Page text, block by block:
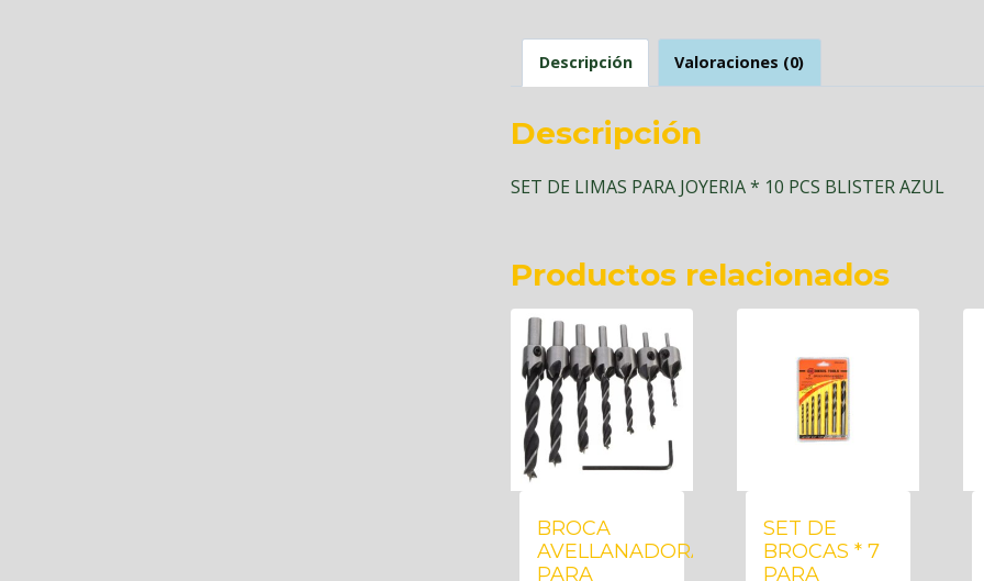
Descripción Valoraciones (0)
Descripción
SET DE LIMAS PARA JOYERIA * 10 PCS BLISTER AZUL
Productos relacionados
BROCA
AVELLANADORA
PARA
SET DE
BROCAS * 7
PARA